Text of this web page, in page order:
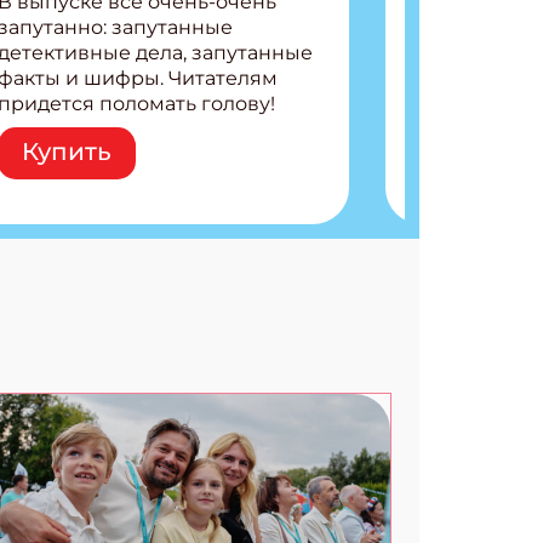
запутанные
дела, запутанные
и шифры. Читателям
придется поломать голову!
Внутри: Шифры и
расшифровки Плетем
запутанные поделки
коды 3 комикса
Купить